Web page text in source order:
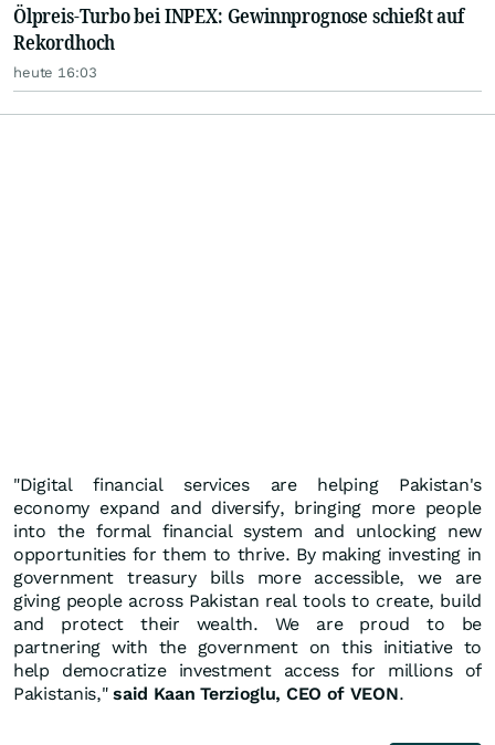
Ölpreis-Turbo bei INPEX: Gewinnprognose schießt auf
Rekordhoch
heute 16:03
"Digital financial services are helping Pakistan's
economy expand and diversify, bringing more people
into the formal financial system and unlocking new
opportunities for them to thrive. By making investing in
government treasury bills more accessible, we are
giving people across Pakistan real tools to create, build
and protect their wealth. We are proud to be
partnering with the government on this initiative to
help democratize investment access for millions of
Pakistanis,"said Kaan Terzioglu, CEO of VEON.